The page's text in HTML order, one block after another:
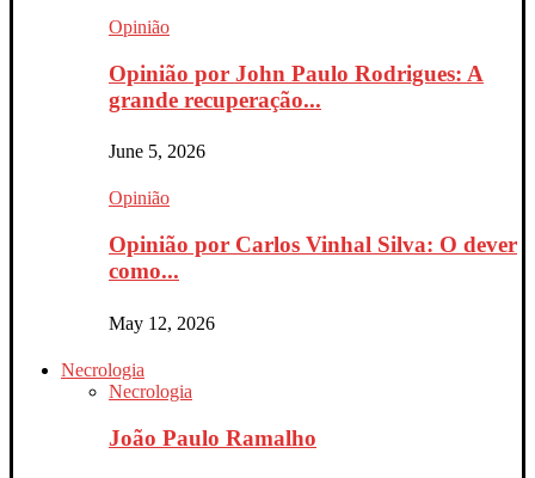
Opinião
Opinião por John Paulo Rodrigues: A
grande recuperação...
June 5, 2026
Opinião
Opinião por Carlos Vinhal Silva: O dever
como...
May 12, 2026
Necrologia
Necrologia
João Paulo Ramalho